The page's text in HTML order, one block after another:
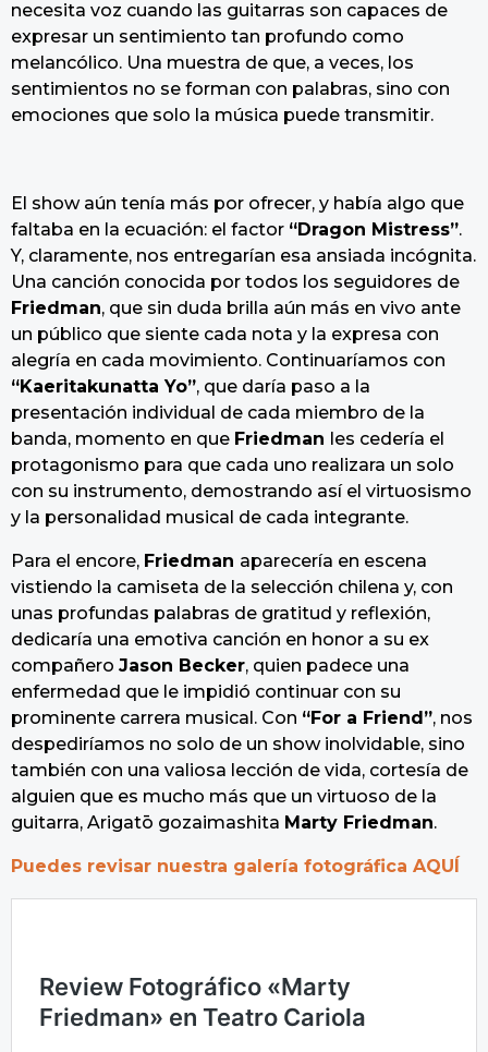
necesita voz cuando las guitarras son capaces de
expresar un sentimiento tan profundo como
melancólico. Una muestra de que, a veces, los
sentimientos no se forman con palabras, sino con
emociones que solo la música puede transmitir.
El show aún tenía más por ofrecer, y había algo que
faltaba en la ecuación: el factor “Dragon Mistress”.
Y, claramente, nos entregarían esa ansiada incógnita.
Una canción conocida por todos los seguidores de
Friedman, que sin duda brilla aún más en vivo ante
un público que siente cada nota y la expresa con
alegría en cada movimiento. Continuaríamos con
“Kaeritakunatta Yo”, que daría paso a la
presentación individual de cada miembro de la
banda, momento en que Friedman les cedería el
protagonismo para que cada uno realizara un solo
con su instrumento, demostrando así el virtuosismo
y la personalidad musical de cada integrante.
Para el encore, Friedman aparecería en escena
vistiendo la camiseta de la selección chilena y, con
unas profundas palabras de gratitud y reflexión,
dedicaría una emotiva canción en honor a su ex
compañero Jason Becker, quien padece una
enfermedad que le impidió continuar con su
prominente carrera musical. Con “For a Friend”, nos
despediríamos no solo de un show inolvidable, sino
también con una valiosa lección de vida, cortesía de
alguien que es mucho más que un virtuoso de la
guitarra, Arigatō gozaimashita Marty Friedman.
Puedes revisar nuestra galería fotográfica AQUÍ